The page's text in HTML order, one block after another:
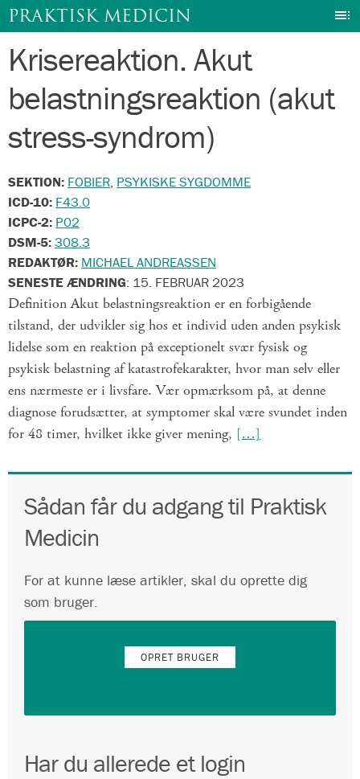
Gå
indhold
PRAKTISK MEDICIN
Krisereaktion. Akut
belastningsreaktion (akut
stress-syndrom)
SEKTION: FOBIER, PSYKISKE SYGDOMME
ICD-10: F43.0
ICPC-2: P02
DSM-5:308.3
REDAKTØR: MICHAEL ANDREASSEN
SENESTE ÆNDRING: 15. FEBRUAR 2023
Definition Akut belastningsreaktion er en forbigående
tilstand, der udvikler sig hos et individ uden anden psykisk
lidelse som en reaktion på exceptionelt svær fysisk og
psykisk belastning af katastrofekarakter, hvor man selv eller
ens nærmeste er i livsfare. Vær opmærksom på, at denne
diagnose forudsætter, at symptomer skal være svundet inden
for 48 timer, hvilket ikke giver mening, […]
Sådan får du adgang til Praktisk
Medicin
For at kunne læse artikler, skal du oprette dig
som bruger.
OPRET BRUGER
Har du allerede et login